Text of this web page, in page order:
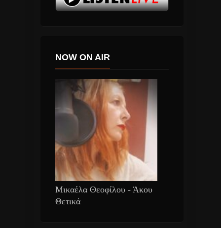
NOW ON AIR
Μικαέλα Θεοφίλου - Άκου
Θετικά